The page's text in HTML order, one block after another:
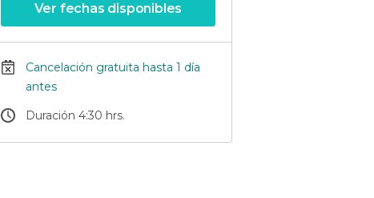
Ver fechas disponibles
Cancelación gratuita hasta 1 día
antes
Duración 4:30 hrs.